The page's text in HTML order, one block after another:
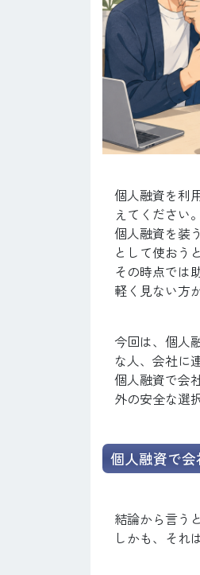
個人融資を利
えてください。
個人融資を装
として使おう
その時点では
軽く見ない方
今回は、個人
な人、会社に
個人融資で会
外の安全な選
個人融資で
結論から言う
しかも、それ